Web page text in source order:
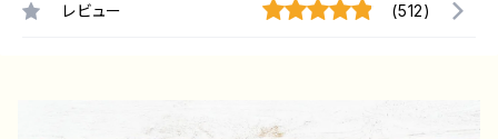
レビュー (512)